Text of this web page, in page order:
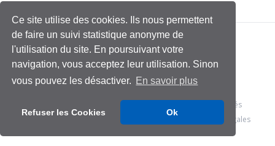
Ce site utilise des cookies. Ils nous permettent
de faire un suivi statistique anonyme de
l'utilisation du site. En poursuivant votre
navigation, vous acceptez leur utilisation. Sinon
vous pouvez les désactiver. En savoir plus
Refuser les Cookies Ok
© 2026 - Management & Data Science
- Tous droits réservés
Mentions légales